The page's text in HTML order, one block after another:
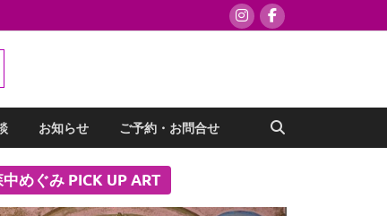
お知らせ ご予約・お問合せ
中めぐみ PICK UP ART